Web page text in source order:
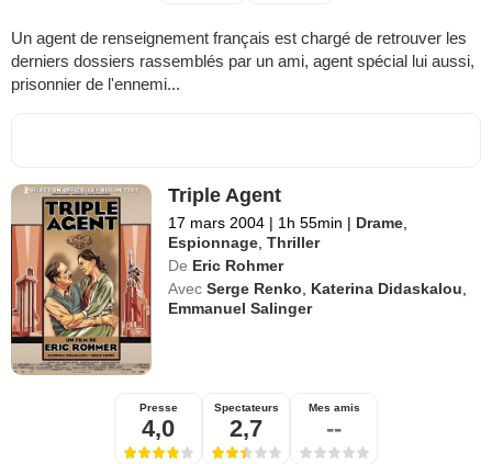
Un agent de renseignement français est chargé de retrouver les
derniers dossiers rassemblés par un ami, agent spécial lui aussi,
prisonnier de l'ennemi...
Triple Agent
17 mars 2004 | 1h 55min | Drame
Espionnage ,Thriller
De Eric Rohmer
Avec Serge Renko Katerina Didaskalou
Emmanuel Salinger
Presse
4,0
Spectateurs
2,7
Mes amis
--